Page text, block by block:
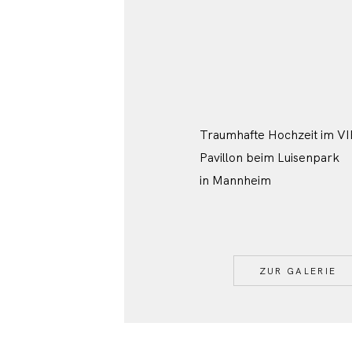
Traumhafte Hochzeit im
Pavillon beim Luisenpark
in Mannheim
ZUR GALERIE